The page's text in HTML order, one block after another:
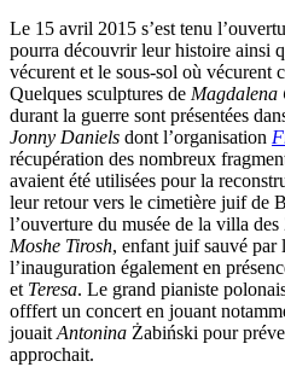
Le 15 avril 2015 s’est tenu
pourra découvrir leur histoire ainsi
vécurent et le sous-sol où vécurent
Quelques sculptures de Magdalena
durant la guerre sont présentées
Jonny Daniels dont l’organisation
récupération des nombreux
avaient été utilisées pour la
leur retour vers le cimetière juif de
l’ouverture du musée de la villa
Moshe Tirosh, enfant juif sauvé par
l’inauguration également en
et Teresa. Le grand pianiste
offfert un concert en jouant
jouaitAntonina Żabiński pour
approchait.